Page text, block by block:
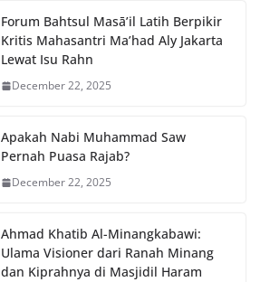
Forum Bahtsul Masā’il Latih Berpikir
Kritis Mahasantri Ma’had Aly Jakarta
Lewat Isu Rahn
December 22, 2025
Apakah Nabi Muhammad Saw
Pernah Puasa Rajab?
December 22, 2025
Ahmad Khatib Al-Minangkabawi:
Ulama Visioner dari Ranah Minang
dan Kiprahnya di Masjidil Haram